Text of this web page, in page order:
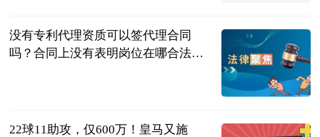
没有专利代理资质可以签代理合同
吗？合同上没有表明岗位在哪合法
22球11助攻，仅600万！皇马又施